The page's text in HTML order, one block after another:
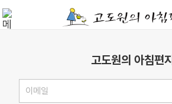
고도원의 아침편지